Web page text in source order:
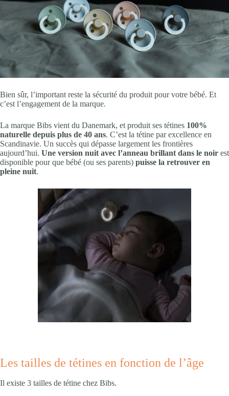
Bien sûr, l’important reste la sécurité du produit pour votre bébé. Et
c’est l’engagement de la marque.
La marque Bibs vient du Danemark, et produit ses tétines 100%
naturelle depuis plus de 40 ans. C’est la tétine par excellence en
Scandinavie. Un succès qui dépasse largement les frontières
aujourd’hui. Une version nuit avec l’anneau brillant dans le noir est
disponible pour que bébé (ou ses parents) puisse la retrouver en
pleine nuit.
Les tailles de tétines en fonction de l’âge
Il existe 3 tailles de tétine chez Bibs.